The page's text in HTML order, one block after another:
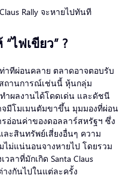
Rally จะหายไปทันที
ไฟเขียว” ?
ทีผ่อนคลาย ตลาดอาจตอบรับ
ถานการณ์เช่นนี้ หุ้นกลุ่ม
ำผลงานได้โดดเด่น และดัชนี
จมีโมเมนตัมขาขึ้น มุมมองที่ผ่อน
อ่อนค่าของดอลลาร์สหรัฐฯ ซึ่ง
ะสินทรัพย์เสี่ยงอื่นๆ ความ
ไม่แน่นอนจางหายไป โดยรวม
ลาที่มักเกิด Santa Claus
งกันไปในแต่ละครั้ง